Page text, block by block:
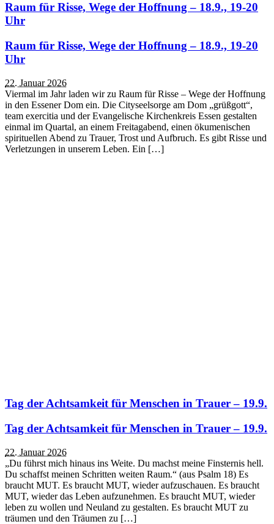
Raum für Risse, Wege der Hoffnung – 18.9., 19-20
Uhr
Raum für Risse, Wege der Hoffnung – 18.9., 19-20
Uhr
22. Januar 2026
Viermal im Jahr laden wir zu Raum für Risse – Wege der Hoffnung
in den Essener Dom ein. Die Cityseelsorge am Dom „grüßgott“,
team exercitia und der Evangelische Kirchenkreis Essen gestalten
einmal im Quartal, an einem Freitagabend, einen ökumenischen
spirituellen Abend zu Trauer, Trost und Aufbruch. Es gibt Risse und
Verletzungen in unserem Leben. Ein […]
Tag der Achtsamkeit für Menschen in Trauer – 19.9.
Tag der Achtsamkeit für Menschen in Trauer – 19.9.
22. Januar 2026
„Du führst mich hinaus ins Weite. Du machst meine Finsternis hell.
Du schaffst meinen Schritten weiten Raum.“ (aus Psalm 18) Es
braucht MUT. Es braucht MUT, wieder aufzuschauen. Es braucht
MUT, wieder das Leben aufzunehmen. Es braucht MUT, wieder
leben zu wollen und Neuland zu gestalten. Es braucht MUT zu
träumen und den Träumen zu […]